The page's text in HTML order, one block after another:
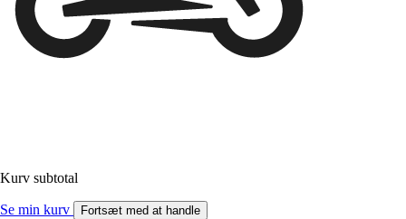
Kurv subtotal
Se min kurv Fortsæt med at handle